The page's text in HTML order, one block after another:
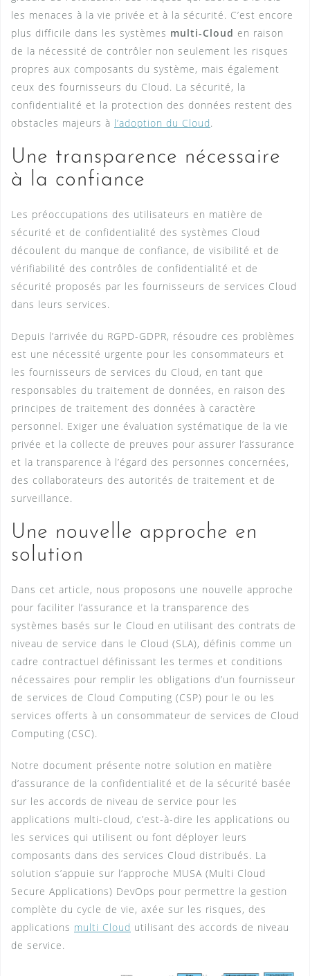
les menaces à la vie privée et à la sécurité. C’est encore
plus difficile dans les systèmes multi-Cloud en raison
de la nécessité de contrôler non seulement les risques
propres aux composants du système, mais également
ceux des fournisseurs du Cloud. La sécurité, la
confidentialité et la protection des données restent des
obstacles majeurs à l’adoption du Cloud.
Une transparence nécessaire
à la confiance
Les préoccupations des utilisateurs en matière de
sécurité et de confidentialité des systèmes Cloud
découlent du manque de confiance, de visibilité et de
vérifiabilité des contrôles de confidentialité et de
sécurité proposés par les fournisseurs de services Cloud
dans leurs services.
Depuis l’arrivée du RGPD-GDPR, résoudre ces problèmes
est une nécessité urgente pour les consommateurs et
les fournisseurs de services du Cloud, en tant que
responsables du traitement de données, en raison des
principes de traitement des données à caractère
personnel. Exiger une évaluation systématique de la vie
privée et la collecte de preuves pour assurer l’assurance
et la transparence à l’égard des personnes concernées,
des collaborateurs des autorités de traitement et de
surveillance.
Une nouvelle approche en
solution
Dans cet article, nous proposons une nouvelle approche
pour faciliter l’assurance et la transparence des
systèmes basés sur le Cloud en utilisant des contrats de
niveau de service dans le Cloud (SLA), définis comme un
cadre contractuel définissant les termes et conditions
nécessaires pour remplir les obligations d’un fournisseur
de services de Cloud Computing (CSP) pour le ou les
services offerts à un consommateur de services de Cloud
Computing (CSC).
Notre document présente notre solution en matière
d’assurance de la confidentialité et de la sécurité basée
sur les accords de niveau de service pour les
applications multi-cloud, c’est-à-dire les applications ou
les services qui utilisent ou font déployer leurs
composants dans des services Cloud distribués. La
solution s’appuie sur l’approche MUSA (Multi Cloud
Secure Applications) DevOps pour permettre la gestion
complète du cycle de vie, axée sur les risques, des
applications multi Cloud utilisant des accords de niveau
de service.